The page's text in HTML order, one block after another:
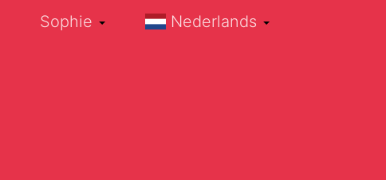
Sophie Nederlands